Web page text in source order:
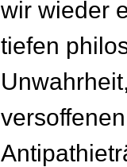
wir wieder
tiefen